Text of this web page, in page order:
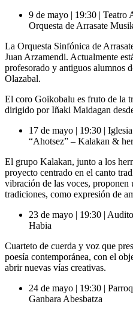
9 de mayo | 19:30 | Teatro
Orquesta de Arrasate
La Orquesta Sinfónica de
Juan Arzamendi. Actualmente
profesorado y antiguos alumnos
Olazabal.
El coro Goikobalu es fruto de la
dirigido por Iñaki Maidagan
17 de mayo | 19:30 |
“Ahotsez” – Kalakan &
El grupo Kalakan, junto a los
proyecto centrado en el canto
vibración de las voces,
tradiciones, como expresión de
23 de mayo | 19:30 |
Habia
Cuarteto de cuerda y voz que
poesía contemporánea, con el
abrir nuevas vías creativas.
24 de mayo | 19:30 |
Ganbara Abesbatza